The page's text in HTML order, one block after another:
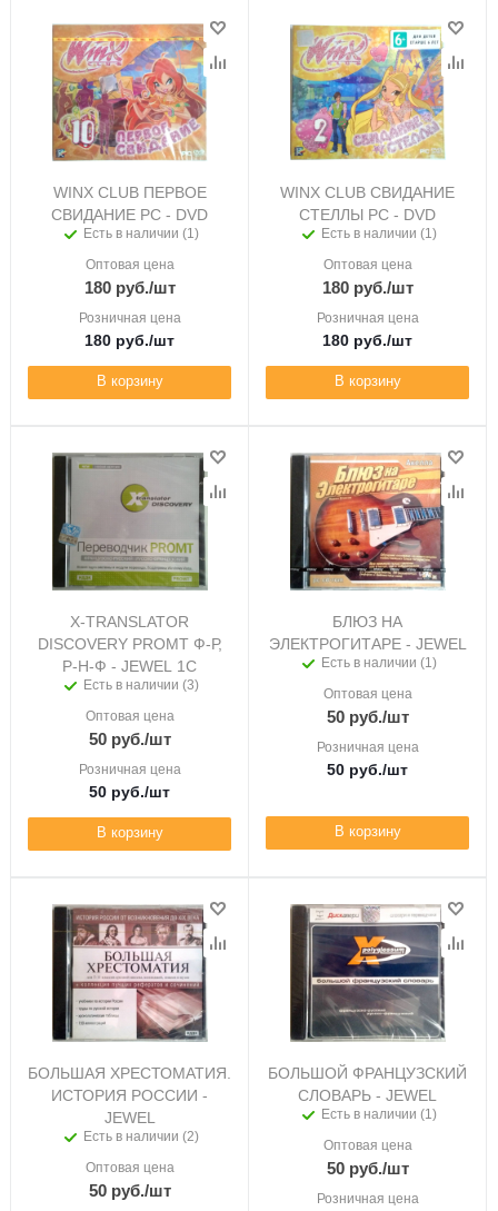
WINX CLUB ПЕРВОЕ
СВИДАНИЕ PC - DVD
Есть в наличии (1)
Оптовая цена
180руб./шт
Розничная цена
180 руб./шт
В корзину
WINX CLUB СВИДАНИЕ
СТЕЛЛЫ PC - DVD
Есть в наличии (1)
Оптовая цена
180руб./шт
Розничная цена
180 руб./шт
В корзину
X-TRANSLATOR
DISCOVERY PROMT Ф-Р,
Р-Н-Ф - JEWEL 1C
Есть в наличии (3)
Оптовая цена
50руб./шт
Розничная цена
50 руб./шт
В корзину
БЛЮЗ НА
ЭЛЕКТРОГИТАРЕ - JEWEL
Есть в наличии (1)
Оптовая цена
50руб./шт
Розничная цена
50 руб./шт
В корзину
БОЛЬШАЯ ХРЕСТОМАТИЯ.
ИСТОРИЯ РОССИИ -
JEWEL
Есть в наличии (2)
Оптовая цена
50руб./шт
БОЛЬШОЙ ФРАНЦУЗСКИЙ
СЛОВАРЬ - JEWEL
Есть в наличии (1)
Оптовая цена
50руб./шт
Розничная цена